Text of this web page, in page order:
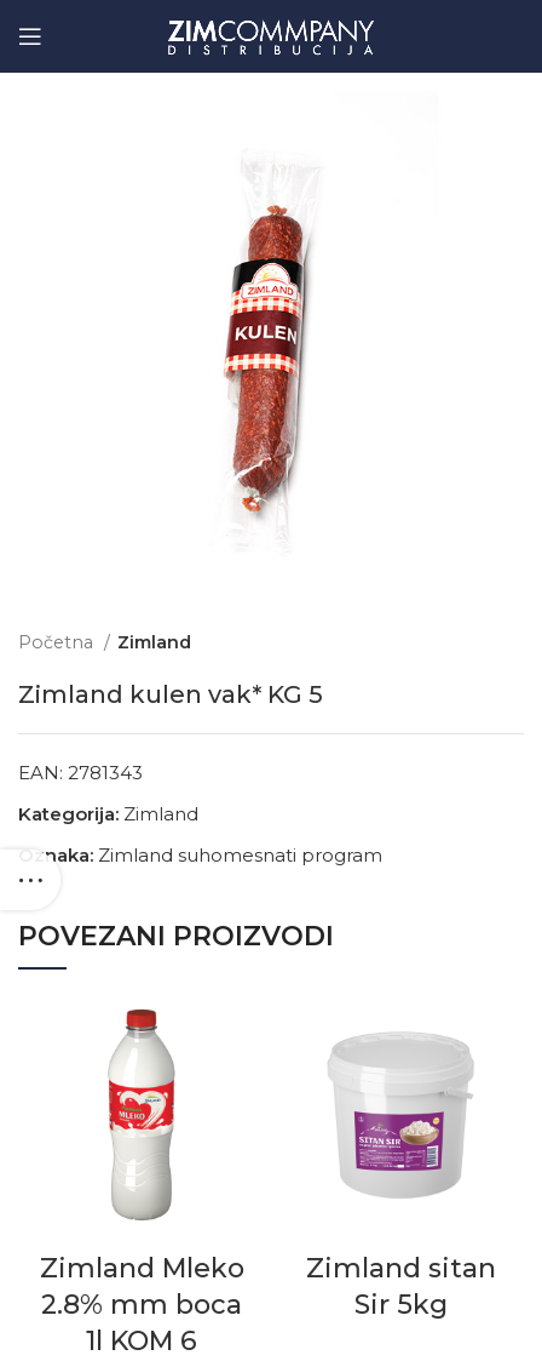
Početna Zimland
Zimland kulen vak* KG 5
EAN: 2781343
Kategorija: Zimland
Oznaka: Zimland suhomesnati program
POVEZANI PROIZVODI
Zimland Mleko
2.8% mm boca
1l KOM 6
Zimland sitan
Sir 5kg